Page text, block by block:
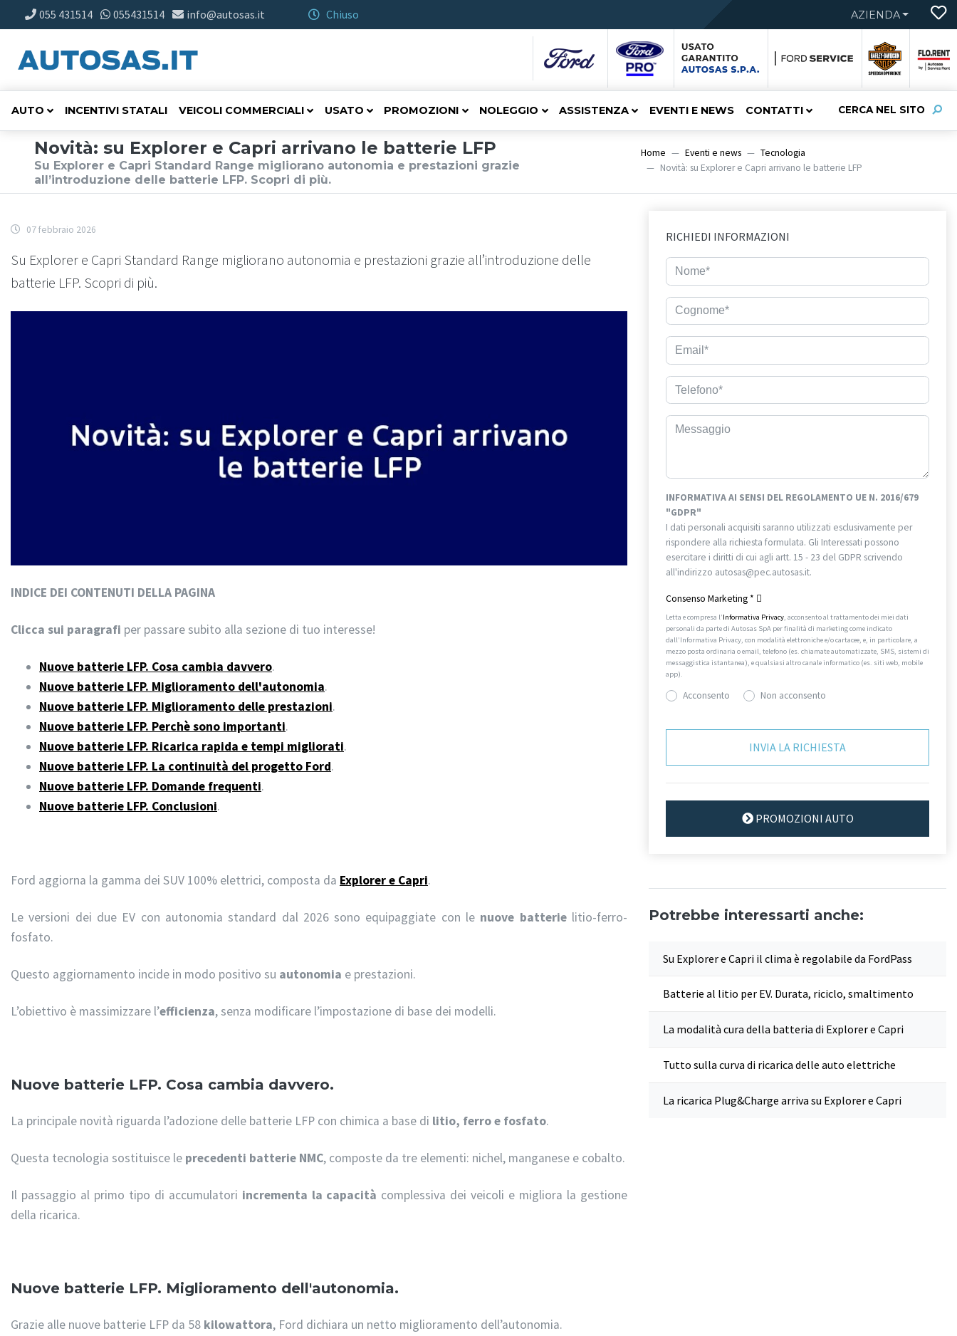
055 431514 055431514 info@autosas.it Chiuso AZIENDA
CERCA NEL SITO
AUTO INCENTIVI STATALI VEICOLI COMMERCIALI USATO PROMOZIONI NOLEGGIO ASSISTENZA EVENTI E NEWS CONTATTI
Novità: su Explorer e Capri arrivano le batterie LFP
Su Explorer e Capri Standard Range migliorano autonomia e prestazioni grazie
all’introduzione delle batterie LFP. Scopri di più.
Home Eventi e news
Tecnologia
Novità: su Explorer e Capri arrivano le batterie LFP
07 febbraio 2026
Su Explorer e Capri Standard Range migliorano autonomia e prestazioni grazie all’introduzione delle
batterie LFP. Scopri di più.
INDICE DEI CONTENUTI DELLA PAGINA
Clicca sui paragrafi per passare subito alla sezione di tuo interesse!
Nuove batterie LFP. Cosa cambia davvero.
Nuove batterie LFP. Miglioramento dell'autonomia.
Nuove batterie LFP. Miglioramento delle prestazioni.
Nuove batterie LFP. Perchè sono importanti.
Nuove batterie LFP. Ricarica rapida e tempi migliorati.
Nuove batterie LFP. La continuità del progetto Ford.
Nuove batterie LFP. Domande frequenti.
Nuove batterie LFP. Conclusioni.
Ford aggiorna la gamma dei SUV 100% elettrici, composta da Explorer e Capri.
Le versioni dei due EV con autonomia standard dal 2026 sono equipaggiate con le nuove batterielitio-ferro-
fosfato.
Questo aggiornamento incide in modo positivo su autonomia e prestazioni.
L’obiettivo è massimizzare l’efficienza, senza modificare l’impostazione di base dei modelli.
Nuove batterie LFP. Cosa cambia davvero.
La principale novità riguarda l’adozione delle batterie LFP con chimica a base di litio, ferro e fosfato.
Questa tecnologia sostituisce le precedenti batterie NMC, composte da tre elementi: nichel, manganese e cobalto.
Il passaggio al primo tipo di accumulatori incrementa la capacità complessiva dei veicoli e migliora la gestione
della ricarica.
Nuove batterie LFP. Miglioramento dell'autonomia.
Grazie alle nuove batterie LFP da 58 kilowattora, Ford dichiara un netto miglioramento dell’autonomia.
RICHIEDI INFORMAZIONI
INFORMATIVA AI SENSI DEL REGOLAMENTO UE N. 2016/679
"GDPR"
I dati personali acquisiti saranno utilizzati esclusivamente per
rispondere alla richiesta formulata. Gli Interessati possono
esercitare i diritti di cui agli artt. 15 - 23 del GDPR scrivendo
all'indirizzo autosas@pec.autosas.it.
Consenso Marketing *
Letta e compresa l’Informativa Privacy, acconsento al trattamento dei miei dati
personali da parte di Autosas SpA per finalità di marketing come indicato
dall’Informativa Privacy, con modalità elettroniche e/o cartacee, e, in particolare, a
mezzo posta ordinaria o email, telefono (es. chiamate automatizzate, SMS, sistemi di
messaggistica istantanea), e qualsiasi altro canale informatico (es. siti web, mobile
app).
Acconsento Non acconsento
PROMOZIONI AUTO
Potrebbe interessarti anche:
Su Explorer e Capri il clima è regolabile da FordPass
Batterie al litio per EV. Durata, riciclo, smaltimento
La modalità cura della batteria di Explorer e Capri
Tutto sulla curva di ricarica delle auto elettriche
La ricarica Plug&Charge arriva su Explorer e Capri